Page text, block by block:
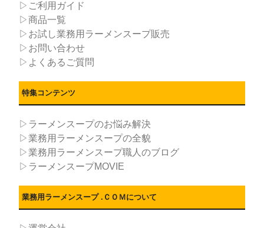
▷ご利用ガイド
▷商品一覧
▷お試し業務用ラーメンスープ販売
▷お問い合わせ
▷よくあるご質問
特集コンテンツ
▷ラーメンスープのお悩み解決
▷業務用ラーメンスープの全貌
▷業務用ラーメンスープ職人のブログ
▷ラーメンスープMOVIE
業務用ラーメンスープ .ＣＯＭについて